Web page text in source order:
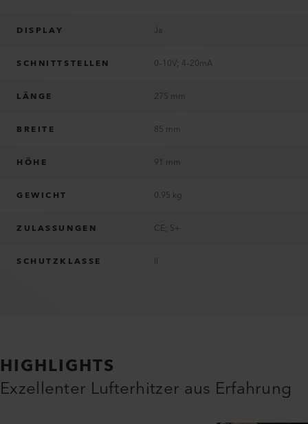
DISPLAY Ja
SCHNITTSTELLEN 0–10V; 4–20mA
LÄNGE 275 mm
BREITE 85 mm
HÖHE 91 mm
GEWICHT 0.95 kg
ZULASSUNGEN CE; S+
SCHUTZKLASSE II
HIGHLIGHTS
Exzellenter Lufterhitzer aus Erfahrung